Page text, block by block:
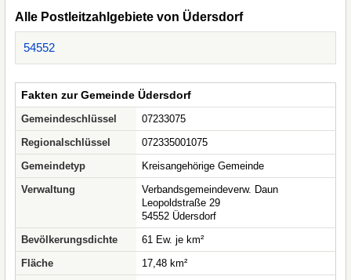
Alle Postleitzahlgebiete von Üdersdorf
54552
Fakten zur Gemeinde Üdersdorf
Gemeindeschlüssel
07233075
Regionalschlüssel
072335001075
Gemeindetyp
Kreisangehörige Gemeinde
Verwaltung
Verbandsgemeindeverw. Daun
Leopoldstraße 29
54552 Üdersdorf
Bevölkerungsdichte
61 Ew. je km²
Fläche
17,48 km²